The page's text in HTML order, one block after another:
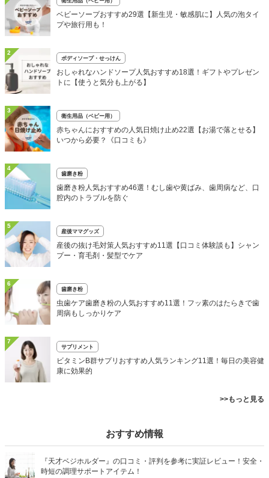
ベビーソープおすすめ29選【新生児・敏感肌に】人気の泡タイ
プや旅行用も！
2
ボディソープ・せっけん
おしゃれなハンドソープ人気おすすめ18選！ギフトやプレゼン
トに【使うと気分も上がる】
3
衛生用品（ベビー用）
赤ちゃんにおすすめの人気日焼け止め22選【お湯で落とせる】
いつから必要？《口コミも》
4
歯磨き粉
歯磨き粉人気おすすめ46選！むし歯や黄ばみ、歯周病など、口
腔内のトラブルを防ぐ
5
産後ママグッズ
産後の抜け毛対策人気おすすめ11選【口コミ体験談も】シャン
プー・育毛剤・髪型でケア
6
歯磨き粉
虫歯ケア歯磨き粉の人気おすすめ11選！フッ素のはたらきで歯
周病もしっかりケア
7
サプリメント
ビタミンB群サプリおすすめ人気ランキング11選！毎日の美容健
康に効果的
>>もっと見る
おすすめ情報
『天才ベジホルダー』の口コミ・評判を参考に実証レビュー！安全・
時短の調理サポートアイテム！